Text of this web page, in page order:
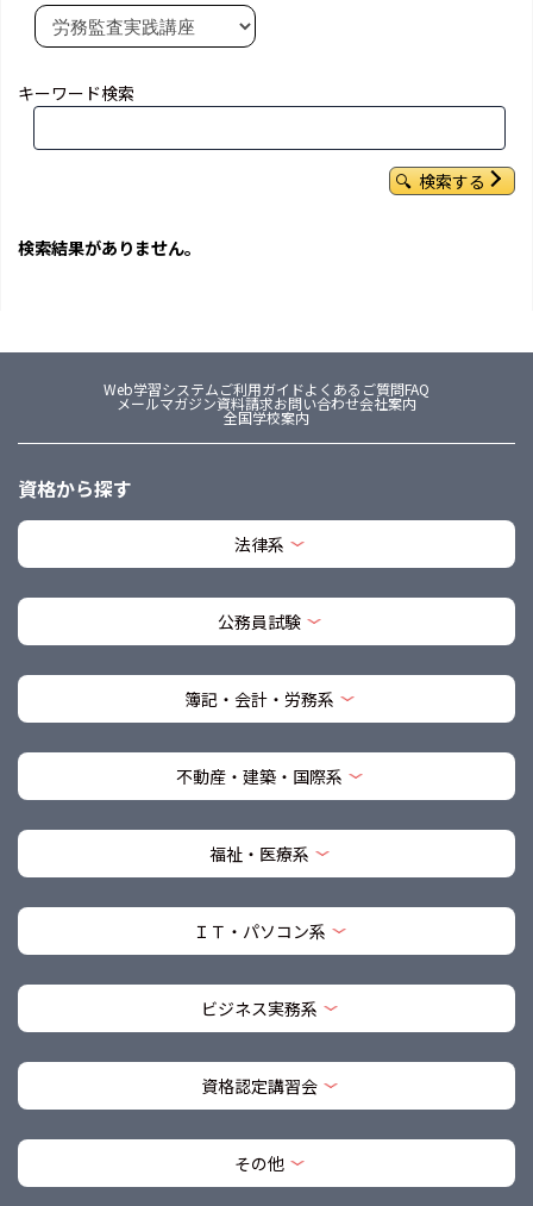
キーワード検索
検索する
検索結果がありません。
Web学習システムご利用ガイドよくあるご質問FAQ
メールマガジン資料請求お問い合わせ会社案内
全国学校案内
資格から探す
法律系
公務員試験
簿記・会計・労務系
不動産・建築・国際系
福祉・医療系
ＩＴ・パソコン系
ビジネス実務系
資格認定講習会
その他